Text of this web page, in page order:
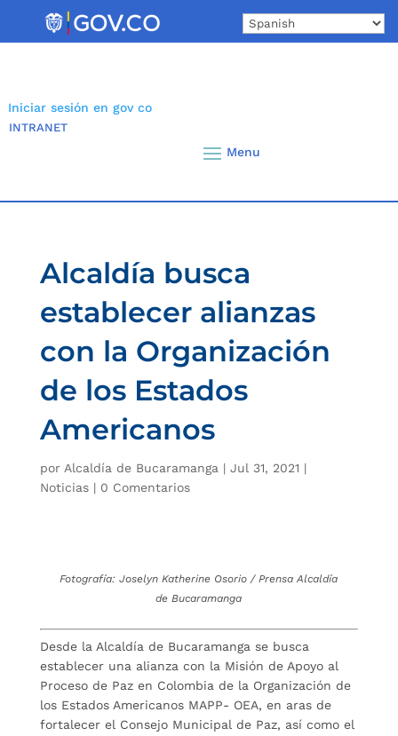
Iniciar sesión en gov co
INTRANET
Alcaldía busca
establecer alianzas
con la Organización
de los Estados
Americanos
por Alcaldía de Bucaramanga | Jul 31, 2021 |
Noticias| 0 Comentarios
Fotografía: Joselyn Katherine Osorio / Prensa Alcaldía
de Bucaramanga
Desde la Alcaldía de Bucaramanga se busca
establecer una alianza con la Misión de Apoyo al
Proceso de Paz en Colombia de la Organización de
los Estados Americanos MAPP- OEA, en aras de
fortalecer el Consejo Municipal de Paz, así como el